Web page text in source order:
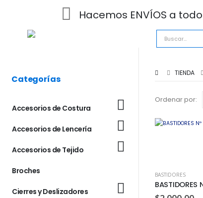
Hacemos ENVÍOS a todo
TIENDA
Ordenar por:
BASTIDORES
Categorías
Accesorios de Costura
Accesorios de Lencería
Accesorios de Tejido
Broches
Cierres y Deslizadores